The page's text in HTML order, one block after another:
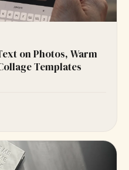
on Photos, Warm
Templates